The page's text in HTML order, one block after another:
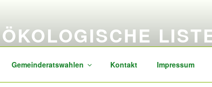
ÖKOLOGISCHE
Gemeinderatswahlen Kontakt Impressum